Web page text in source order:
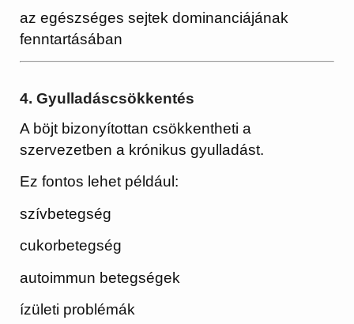
az egészséges sejtek dominanciájának
fenntartásában
4. Gyulladáscsökkentés
A böjt bizonyítottan csökkentheti a
szervezetben a krónikus gyulladást.
Ez fontos lehet például:
szívbetegség
cukorbetegség
autoimmun betegségek
ízületi problémák